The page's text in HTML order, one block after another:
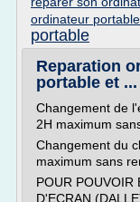
ordinateur
portable
Reparation
portable et ...
Changement de
2H maximum
Changement du
maximum sans
POUR POUVOIR
D'ECRAN